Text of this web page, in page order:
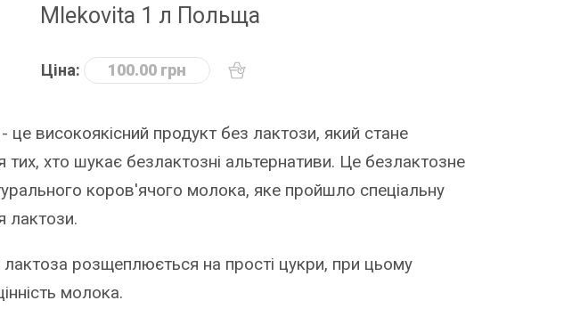
Mlekovita 1 л Польща
Ціна: 100.00 грн
високоякісний продукт без лактози, який стане
хто шукає безлактозні альтернативи. Це безлактозне
коров'ячого молока, яке пройшло спеціальну
лактози.
розщеплюється на прості цукри, при цьому
молока.